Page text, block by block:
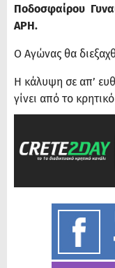
Ποδοσφαίρου
ΑΡΗ.
Ο Αγώνας θα
Η κάλυψη σε απ’
γίνει από το